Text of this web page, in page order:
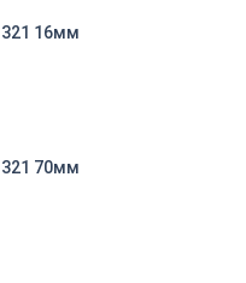
AISI 321 16мм
AISI 321 70мм